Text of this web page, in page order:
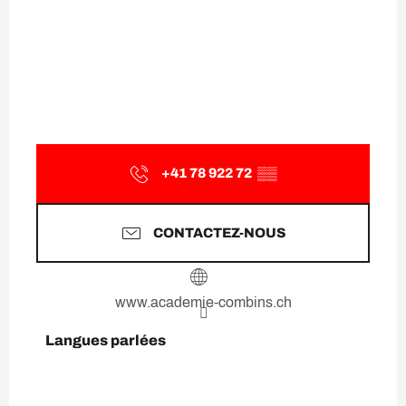
+41 78 922 72 ▒▒
CONTACTEZ-NOUS
www.academie-combins.ch
Langues parlées
Langues parlées